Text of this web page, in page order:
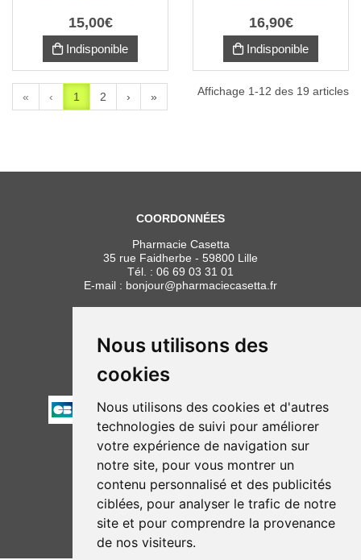
Nous utilisons des
cookies
Nous utilisons des cookies et d'autres
technologies de suivi pour améliorer
votre expérience de navigation sur
notre site, pour vous montrer un
contenu personnalisé et des publicités
ciblées, pour analyser le trafic de notre
site et pour comprendre la provenance
de nos visiteurs.
15,00€
Indisponible
16,90€
Indisponible
« ‹ 1 2 › » Affichage 1-12 des 19 articles
COORDONNÉES
Pharmacie Casetta
35 rue Faidherbe - 59800 Lille
Tél. : 06 69 03 31 01
E-mail : bonjour@pharmaciecasetta.fr
HORAIRES
Lundi au vendredi : 8h30 à 19h30
Samedi : 9h00 à 19h30
PAIEMENT
NOUS SUIVRE